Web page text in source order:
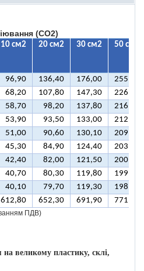
(CO2)
10 см2 20 см2 30 см2 50 см2
96,90 136,40 176,00
255,10
68,20 107,80 147,30
226,50
58,70 98,20 137,80
216,90
53,90 93,50 133,00
212,10
51,00 90,60 130,10
209,30
45,30 84,90 124,40
203,50
42,40 82,00 121,50
200,70
40,70 80,30 119,80
199,00
40,10 79,70 119,30
198,40
612,80 652,30 691,90 771,00
ПДВ)
великому пластику, склі,